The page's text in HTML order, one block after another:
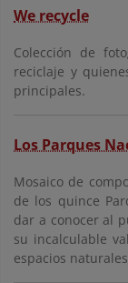
We recycle
Colección de
reciclaje y
principales.
Los Parques
Mosaico de
de los quince
dar a conocer al
su incalculable
espacios